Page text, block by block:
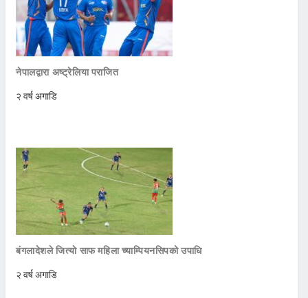
नेपालद्वारा अष्ट्रेलिया पराजित
२ वर्ष अगाडि
बंगलादेशले जित्याे साफ महिला च्याम्पियनसिपको उपाधि
२ वर्ष अगाडि